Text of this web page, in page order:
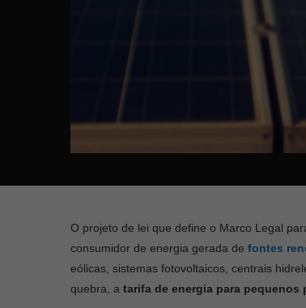
O projeto de lei que define o Marco Legal
consumidor de energia gerada de fontes
eólicas, sistemas fotovoltaicos, centrais
quebra, a tarifa de energia para pequenos